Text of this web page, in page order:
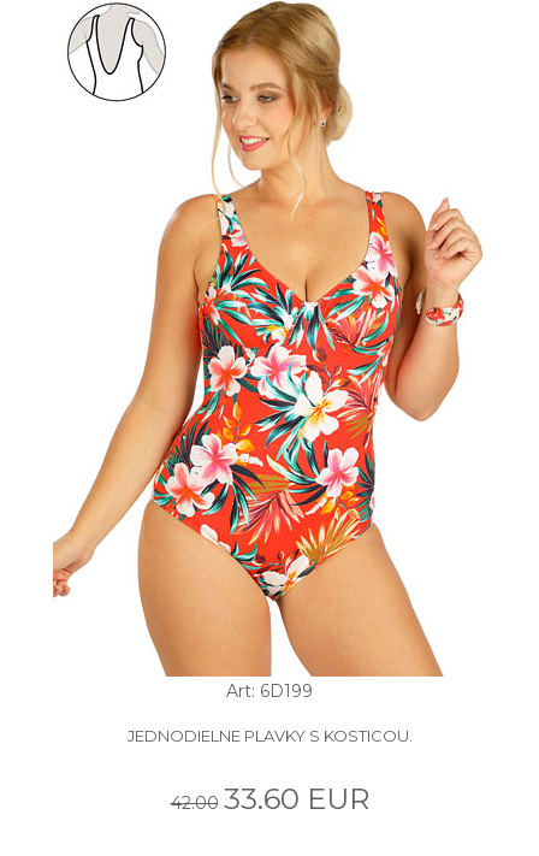
Art: 6D199
JEDNODIELNE PLAVKY S KOSTICOU.
42.00 33.60 EUR